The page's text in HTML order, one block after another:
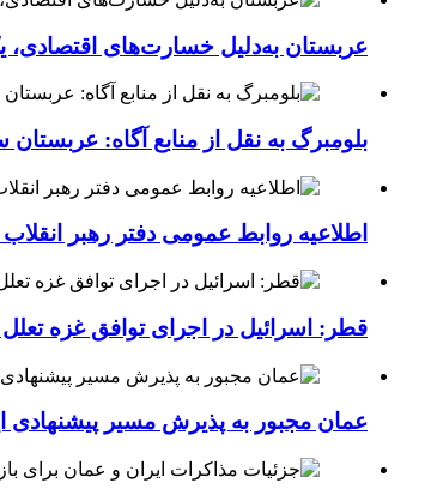
عربستان به‌دلیل خسارت‌های اقتصادی،
بلومبرگ به نقل از منابع آگاه:
اطلاعیه روابط عمومی دفتر رهبر
قطر: اسرائیل در اجرای توافق غزه
عمان مجبور به پذیرش مسیر پیشنهادی